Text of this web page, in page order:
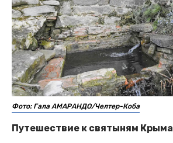
Фото: Гала АМАРАНДО/Челтер-Коба
Путешествие к святыням Крыма